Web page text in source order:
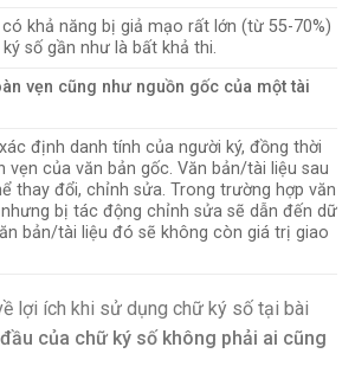
khả năng bị giả mạo rất lớn (từ 55-70%)
số gần như là bất khả thi.
vẹn cũng như nguồn gốc của một tài
định danh tính của người ký, đồng thời
vẹn của văn bản gốc. Văn bản/tài liệu sau
thay đổi, chỉnh sửa. Trong trường hợp văn
bị tác động chỉnh sửa sẽ dẫn đến dữ
bản/tài liệu đó sẽ không còn giá trị giao
lợi ích khi sử dụng chữ ký số tại bài
của chữ ký số không phải ai cũng